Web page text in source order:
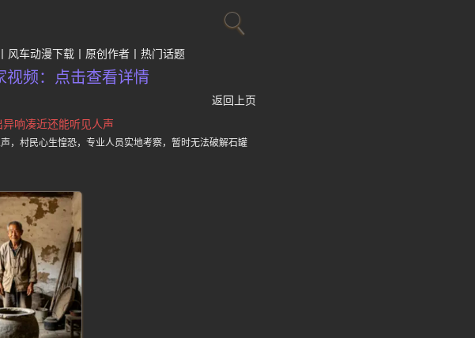
风车动漫下载 原创作者 热门话题
视频：点击查看详情
返回上页
响凑近还能听见人声
，村民心生惶恐，专业人员实地考察，暂时无法破解石罐